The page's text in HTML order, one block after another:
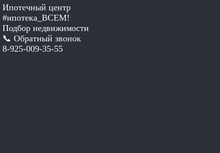
Ипотечный центр
#ипотека_ВСЕМ!
Подбор недвижимости
📞 Обратный звонок
8-925-009-35-55